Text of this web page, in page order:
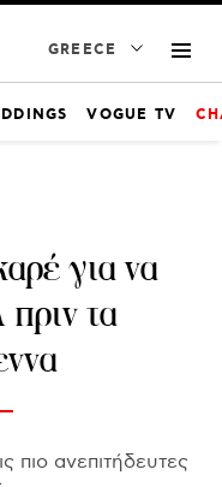
GREECE
VOGUE TV
για να
τα
πιο ανεπιτήδευτες